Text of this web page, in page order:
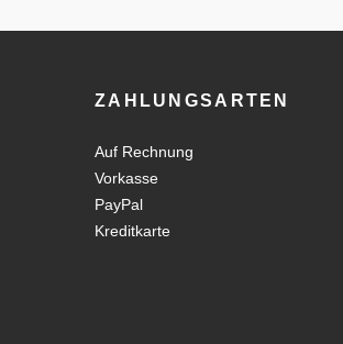
ZAHLUNGSARTEN
Auf Rechnung
Vorkasse
PayPal
Kreditkarte